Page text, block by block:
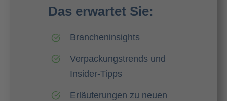
Das erwartet Sie:
Brancheninsights
Verpackungstrends und
Insider-Tipps
Erläuterungen zu neuen